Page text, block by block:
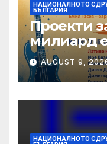
НАЦИОНАЛНОТО
БЪЛГАРИЯ
Проекти
милиард
AUGUST 9,
НАЦИОНАЛНОТО